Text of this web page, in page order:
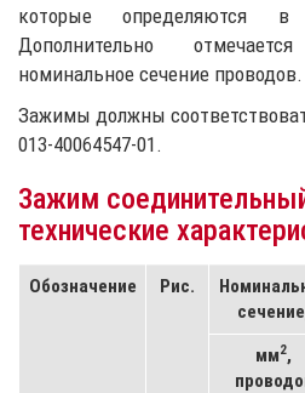
которые определяются в
Дополнительно
номинальное сечение проводов.
Зажимы должны
013-40064547-01.
Зажим
технические
Обозначение Рис.
мм2,